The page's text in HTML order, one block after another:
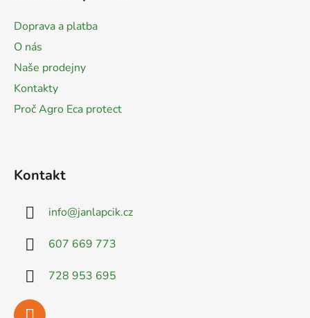
Doprava a platba
O nás
Naše prodejny
Kontakty
Proč Agro Eca protect
Kontakt
info@janlapcik.cz
607 669 773
728 953 695